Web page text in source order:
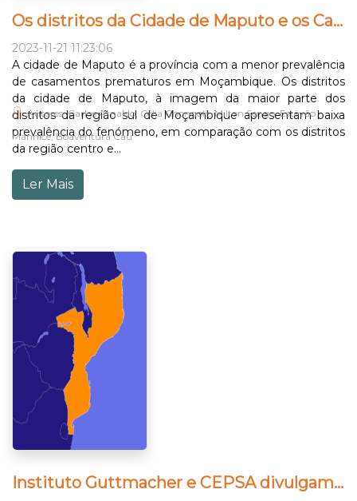
Os distritos da Cidade de Maputo e os Casamentos Prematuros:
2023-11-21 11:23:06
A cidade de Maputo é a província com a menor prevalência
de casamentos prematuros em Moçambique. Os distritos
da cidade de Maputo, à imagem da maior parte dos
distritos da região sul de Moçambique apresentam baixa
prevalência do fenómeno, em comparação com os distritos
da região centro e...
Autores: Carlos Arnaldo, Célia Chongole, Milton Sengo, Estêvão
Manhice, Boaventura Cau
Ler Mais
Instituto Guttmacher e CEPSA divulgam Fact Sheet